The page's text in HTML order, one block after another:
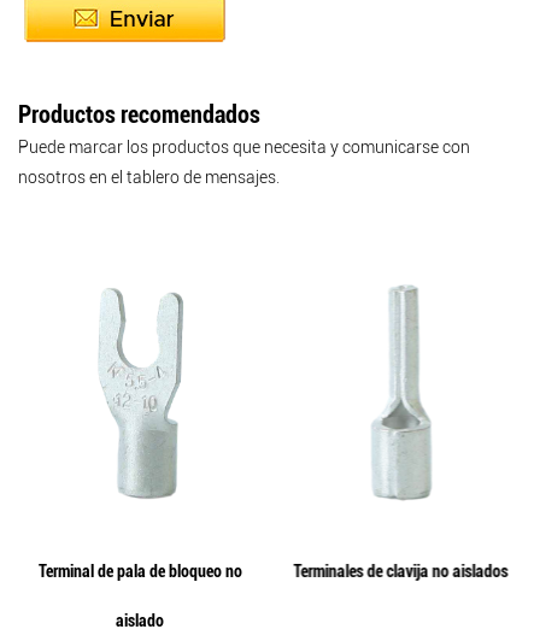
Productos recomendados
Puede marcar los productos que necesita y comunicarse con
nosotros en el tablero de mensajes.
Terminal de pala de bloqueo no
aislado
Terminales de clavija no aislados